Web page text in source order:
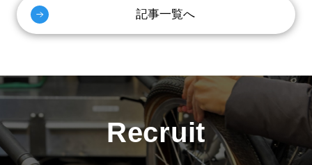
記事一覧へ
Recruit